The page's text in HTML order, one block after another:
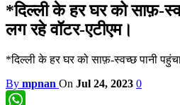
*दिल्ली के हर घर को साफ़-
लग रहे वॉटर-एटीएम।
*दिल्ली के हर घर को साफ़-स्वच्छ पानी
By mpnan On Jul 24, 2023 0